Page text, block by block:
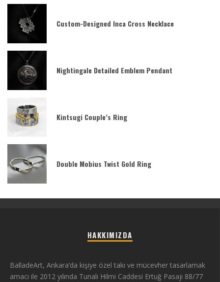
Custom-Designed Inca Cross Necklace
Nightingale Detailed Emblem Pendant
Kintsugi Couple’s Ring
Double Mobius Twist Gold Ring
HAKKIMIZDA
BalladeArt, Ankara’da kişiye özel takı ve mücevher tasarlamak
amacı ile 2012 yılında Tunalı Hilmi Caddesi Ertuğ Pasajı 88/77